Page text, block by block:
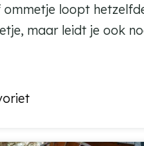
ommetje loopt
maar leidt je ook